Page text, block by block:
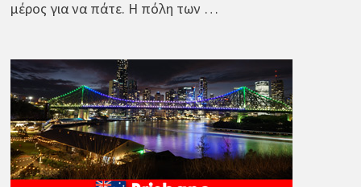
μέρος για να πάτε. Η πόλη των …